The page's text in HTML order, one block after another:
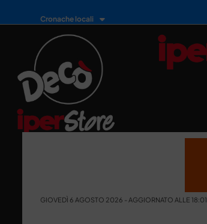
Cronache locali
GIOVEDÌ 6 AGOSTO 2026 - AGGIORNATO ALLE 18:01